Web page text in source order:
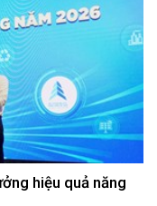
hiệu quả năng